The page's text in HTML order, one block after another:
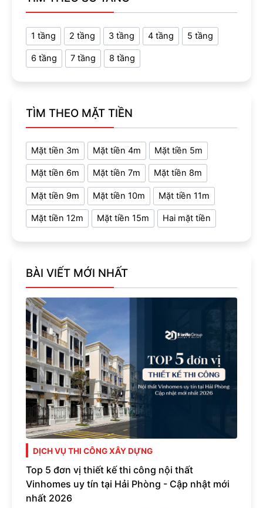
1 tầng 2 tầng 3 tầng 4 tầng 5 tầng
6 tầng 7 tầng 8 tầng
TÌM THEO MẶT TIỀN
Mặt tiền 3m Mặt tiền 4m Mặt tiền 5m
Mặt tiền 6m Mặt tiền 7m Mặt tiền 8m
Mặt tiền 9m Mặt tiền 10m Mặt tiền 11m
Mặt tiền 12m Mặt tiền 15m Hai mặt tiền
BÀI VIẾT MỚI NHẤT
DỊCH VỤ THI CÔNG XÂY DỰNG
Top 5 đơn vị thiết kế thi công nội thất
Vinhomes uy tín tại Hải Phòng - Cập nhật mới
nhất 2026